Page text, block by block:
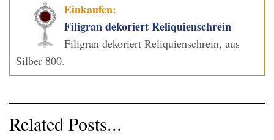
Einkaufen:
Filigran dekoriert Reliquienschrein
Filigran dekoriert Reliquienschrein, aus
Silber 800.
Related Posts...